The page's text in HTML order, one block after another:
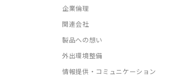
企業倫理
関連会社
製品への想い
外出環境整備
情報提供・コミュニケーション